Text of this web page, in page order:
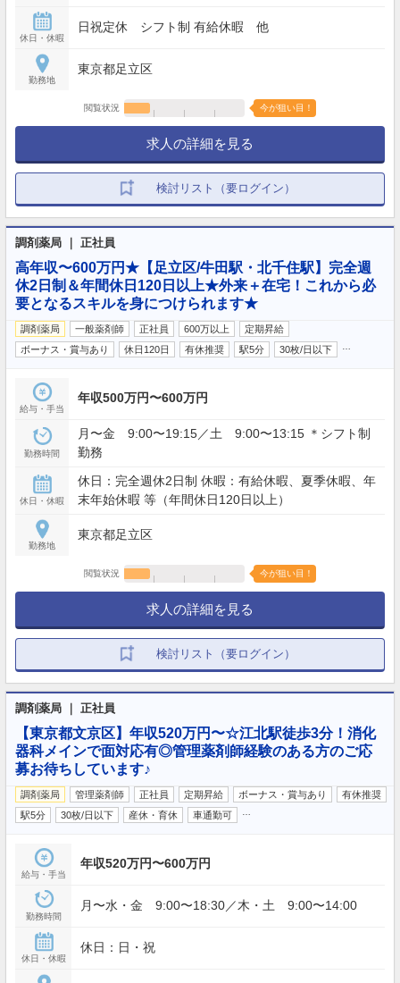
休日・休暇
日祝定休 シフト制 有給休暇 他
勤務地
東京都足立区
閲覧状況 今が狙い目！
求人の詳細を見る
検討リスト（要ログイン）
調剤薬局 ｜ 正社員
高年収〜600万円★【足立区/牛田駅・北千住駅】完全週
休2日制＆年間休日120日以上★外来＋在宅！これから必
要となるスキルを身につけられます★
調剤薬局 一般薬剤師 正社員 600万以上
定期昇給
ボーナス・賞与あり
休日120日 有休推奨 駅5分 30枚/日以下
給与・手当
年収500万円〜600万円
勤務時間
月〜金 9:00〜19:15／土 9:00〜13:15 ＊シフト制
勤務
休日・休暇
休日：完全週休2日制 休暇：有給休暇、夏季休暇、年
末年始休暇 等（年間休日120日以上）
勤務地
東京都足立区
閲覧状況 今が狙い目！
求人の詳細を見る
検討リスト（要ログイン）
調剤薬局 ｜ 正社員
【東京都文京区】年収520万円〜☆江北駅徒歩3分！消化
器科メインで面対応有◎管理薬剤師経験のある方のご応
募お待ちしています♪
調剤薬局 管理薬剤師 正社員 定期昇給 ボーナス・賞与あり
有休推奨
駅5分
30枚/日以下 産休・育休 車通勤可
給与・手当
年収520万円〜600万円
勤務時間
月〜水・金 9:00〜18:30／木・土 9:00〜14:00
休日・休暇
休日：日・祝